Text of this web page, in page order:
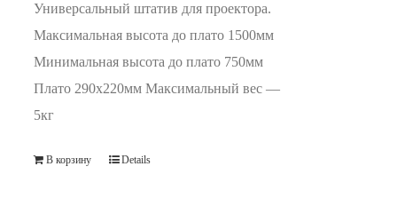
Универсальный штатив для проектора.
Максимальная высота до плато 1500мм
Минимальная высота до плато 750мм
Плато 290х220мм Максимальный вес —
5кг
В корзину Details